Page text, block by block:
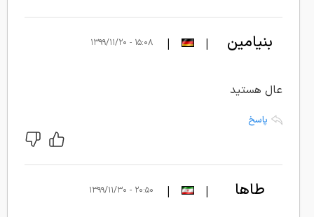
بنیامین |
| ۱۵:۰۸ - ۱۳۹۹/۱۱/۲۰
عال هستید
پاسخ
طاها |
| ۲۰:۵۰ - ۱۳۹۹/۱۱/۳۰